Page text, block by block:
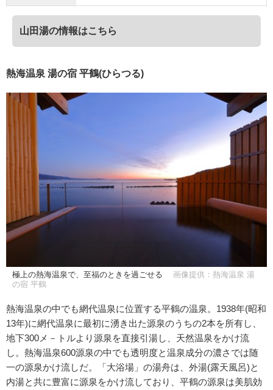
山田湯の情報はこちら
熱海温泉 湯の宿 平鶴(ひらつる)
極上の熱海温泉で、至福のときを過ごせる
画像提供：熱海温泉 湯
の宿 平鶴
熱海温泉の中でも網代温泉に位置する平鶴の温泉。1938年(昭和
13年)に網代温泉に最初に湧き出た源泉のうちの2本を所有し、
地下300メ－トルより源泉を直接引湯し、天然温泉をかけ流
し。熱海温泉600源泉の中でも透明度と温泉成分の濃さでは随
一の源泉かけ流しだ。「大浴場」の湯舟は、外湯(露天風呂)と
内湯と共に豊富に源泉をかけ流しており、平鶴の源泉は美肌効